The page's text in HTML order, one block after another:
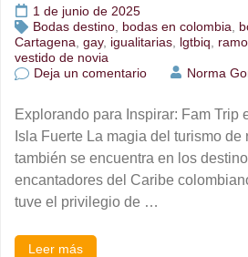
1 de junio de 2025
Bodas destino bodas en colombia
Cartagena gay, igualitarias lgtbiq
vestido de novia
Deja un comentarioen
La
Playita
Fuerte
Norma
Explorando para Inspirar: Fam Trip
Isla Fuerte La magia del turismo de
también se encuentra en los
encantadores del Caribe
tuve el privilegio de …
Leer más